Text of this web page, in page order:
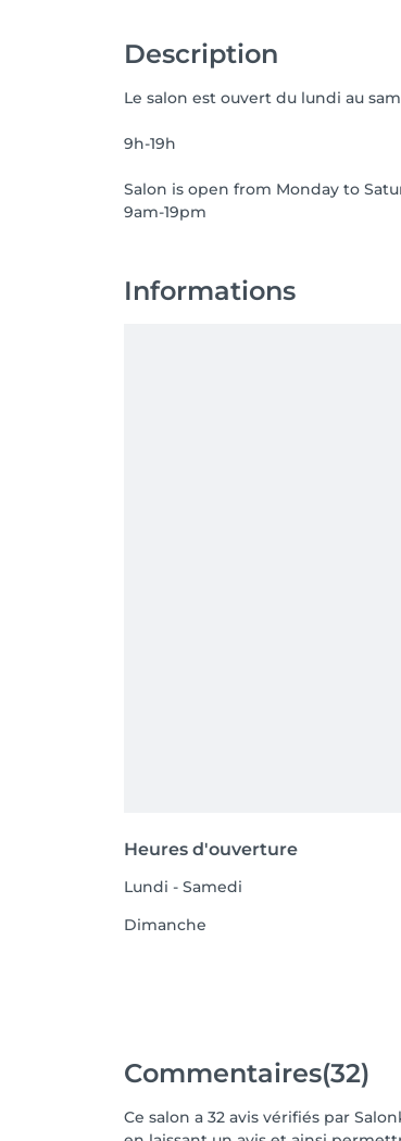
Description
Le salon est ouvert du lundi au
9h-19h
Salon is open from Monday to
9am-19pm
Informations
Heures d'ouverture
Lundi - Samedi
Dimanche
Commentaires(32)
Ce salon a 32 avis vérifiés par